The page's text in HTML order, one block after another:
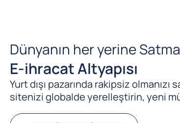
Dünyanın her yerine
E-ihracat Altyapısı
Yurt dışı pazarında rakipsiz
sitenizi globalde yerelleştirin, yeni